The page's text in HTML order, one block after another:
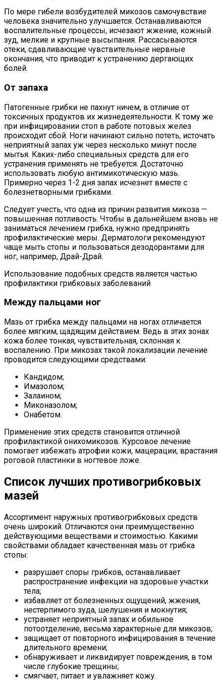
По мере гибели возбудителей микозов самочувствие
человека значительно улучшается. Останавливаются
воспалительные процессы, исчезают жжение, кожный
зуд, мелкие и крупные высыпания. Рассасываются
отеки, сдавливающие чувствительные нервные
окончания, что приводит к устранению дергающих
болей.
От запаха
Патогенные грибки не пахнут ничем, в отличие от
токсичных продуктов их жизнедеятельности. К тому же
при инфицировании стоп в работе потовых желез
происходит сбой. Ноги начинают сильно потеть, источать
неприятный запах уж через несколько минут после
мытья. Каких-либо специальных средств для его
устранения применять не требуется. Достаточно
использовать любую антимикотическую мазь.
Примерно через 1-2 дня запах исчезнет вместе с
болезнетворными грибками.
Следует учесть, что одна из причин развития микоза —
повышенная потливость. Чтобы в дальнейшем вновь не
заниматься лечением грибка, нужно предпринять
профилактические меры. Дерматологи рекомендуют
чаще мыть стопы и пользоваться дезодорантами для
ног, например, Драй-Драй.
Использование подобных средств является частью
профилактики грибковых заболеваний
Между пальцами ног
Мазь от грибка между пальцами на ногах отличается
более мягким, щадящим действием. Ведь в этих зонах
кожа более тонкая, чувствительная, склонная к
воспалению. При микозах такой локализации лечение
проводится следующими средствами:
Кандидом;
Имазолом;
Залаином;
Миконазолом;
Онабетом.
Применение этих средств становится отличной
профилактикой онихомикозов. Курсовое лечение
помогает избежать атрофии кожи, мацерации, врастания
роговой пластинки в ногтевое ложе.
Список лучших противогрибковых
мазей
Ассортимент наружных противогрибковых средств
очень широкий. Отличаются они преимущественно
действующими веществами и стоимостью. Какими
свойствами обладает качественная мазь от грибка
стопы:
разрушает споры грибков, останавливает
распространение инфекции на здоровые участки
тела;
избавляет от болезненных ощущений, жжения,
нестерпимого зуда, шелушения и мокнутия;
устраняет неприятный запах и обильное
потоотделение, весьма характерные для микозов;
защищает от повторного инфицирования в течение
длительного времени;
обнаруживает и ликвидирует повреждения, в том
числе глубокие трещины;
смягчает, питает и увлажняет кожу.